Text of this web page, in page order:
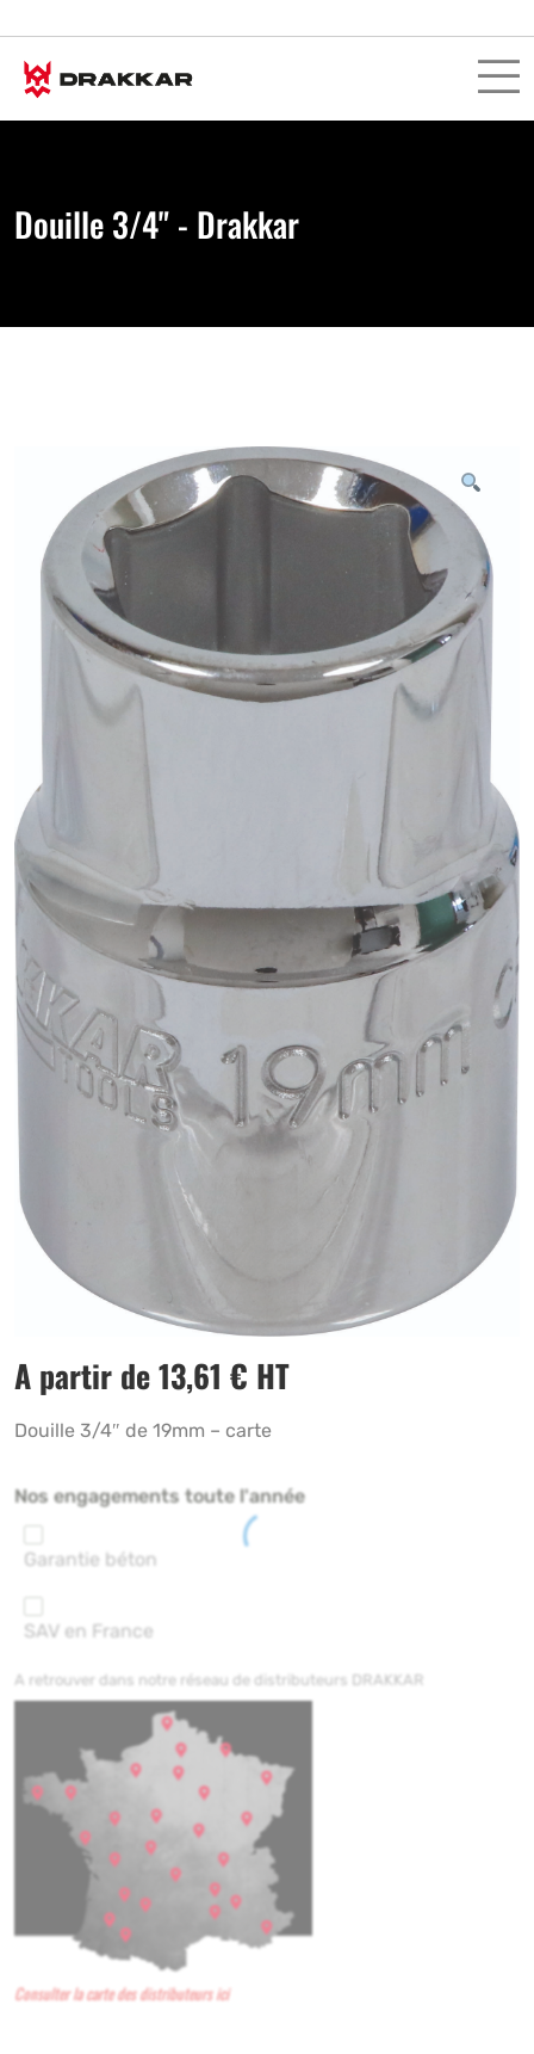
Douille 3/4" - Drakkar
A partir de13,61 € HT
Douille 3/4″ de 19mm – carte
Nos engagements toute l'année
Garantie béton
SAV en France
A retrouver dans notre réseau de distributeurs DRAKKAR
Consulter la carte des distributeurs ici